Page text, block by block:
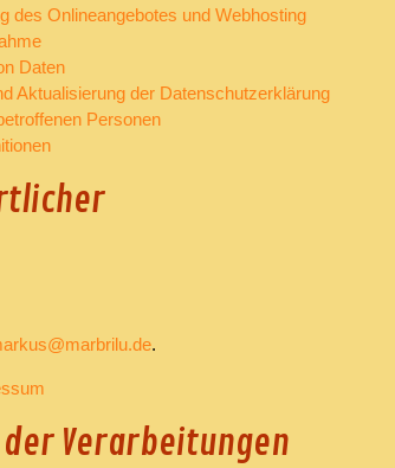
des Onlineangebotes und Webhosting
Daten
Aktualisierung der Datenschutzerklärung
Personen
.
Verarbeitungen